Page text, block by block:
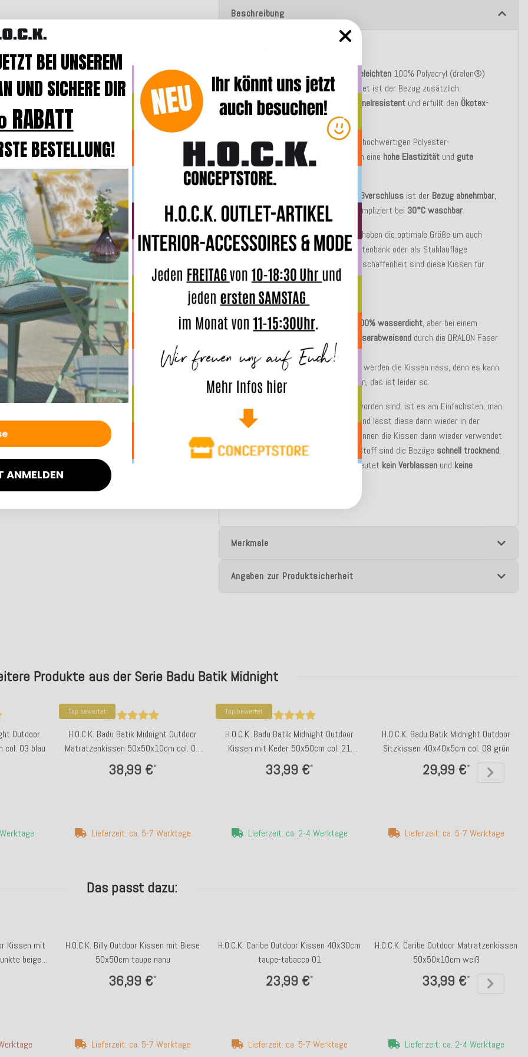
Beschreibung
Das Kissen besteht aus einer pflegeleichten 100% Polyacryl (dralon®)
Qualität. MitFleckschutzausgerüstet ist der Bezug zusätzlich
wasserabweisend,lichtecht, schimmelresistent und erfüllt den Ökotex-
Standard 100.
Die Kissenfüllung besteht aus einer hochwertigen Polyester-
Hochbauschvliesfaser, die sich durch eine hohe Elastizität und gute
Rückstellwerte
Reißverschluss ist der Bezug abnehmbar,
die Kissenbezüge sind dadurch unkompliziert bei 30°C waschbar.
Die Kissen sindstrapazierfähigund haben die optimale Größe um auch
flexibel als Bodenkissen, auf der Gartenbank oder als Stuhlauflage
eingesetzt zu werden. Durch Ihre Beschaffenheit sind diese Kissen für
IndoorundOutdoorgeeignet.
ANMERKUNG:
Unsere Outdoor Kissen sind
nicht 100% wasserdicht, aber bei einem
wasserabweisend durch die DRALON Faser
und den Teflon - Schutz!
Bei Dauerregen oder starkem Regen werden die Kissen nass, denn es kann
auch Wasser durch die Nähte dringen, das ist leider so.
TIPP: wenn die Kissen mal nass geworden sind, ist es am Einfachsten, man
trennt den Bezug vom Innenkissen und lässt diese dann wieder in der
Sonne trocknen, nach einiger Zeit können die Kissen dann wieder verwendet
werden, durch den Dralon-Polyacryl Stoff sind die Bezüge schnell trocknend,
, das bedeutet kein Verblassen und keine
Merkmale
Angaben zur Produktsicherheit
Produkte aus der Serie Badu Batik Midnight
Outdoor
col. 03 blau
Top bewertet
H.O.C.K. Badu Batik Midnight Outdoor
Matratzenkissen 50x50x10cm col. 01
natur beige
38,99 €*
Lieferzeit: ca. 5-7 Werktage
Top bewertet
H.O.C.K. Badu Batik Midnight Outdoor
Kissen mit Keder 50x50cm col. 21
orange
33,99 €*
Lieferzeit: ca. 2-4 Werktage
H.O.C.K. Badu Batik Midnight Outdoor
Sitzkissen 40x40x5cm col. 08 grün
29,99 €*
Lieferzeit: ca. 5-7 Werktage
Das passt dazu:
Kissen mit
beige
H.O.C.K. Billy Outdoor Kissen mit Biese
50x50cm taupe nanu
36,99 €*
Lieferzeit: ca. 5-7 Werktage
H.O.C.K. Caribe Outdoor Kissen 40x30cm
taupe-tabacco 01
23,99 €*
Lieferzeit: ca. 5-7 Werktage
H.O.C.K. Caribe Outdoor Matratzenkissen
50x50x10cm weiß
33,99 €*
Lieferzeit: ca. 2-4 Werktage
BEI UNSEREM
UND SICHERE DIR
BESTELLUNG!
ANMELDEN